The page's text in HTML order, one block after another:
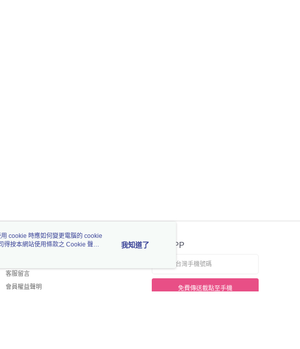
客服資訊
客服留言
會員權益聲明
官方APP
免費傳送載點至手機
cookie 時應如何變更電腦的 cookie
得按本網站使用條款之 Cookie 聲明
我知道了